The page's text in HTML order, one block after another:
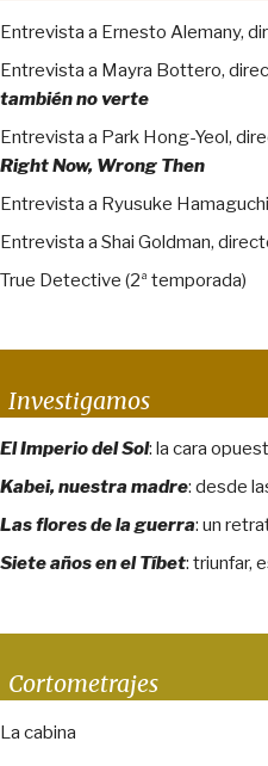
Entrevista a Ernesto Alemany,
Entrevista a Mayra Bottero,
también no verte
Entrevista a Park Hong-Yeol,
Right Now, Wrong Then
Entrevista a Ryusuke
Entrevista a Shai Goldman,
True Detective (2ª temporada)
Investigamos
El Imperio del Sol: la cara
Kabei, nuestra madre: desde
Las flores de la guerra: un
Siete años en el Tíbet: triunfar,
Cortometrajes
La cabina